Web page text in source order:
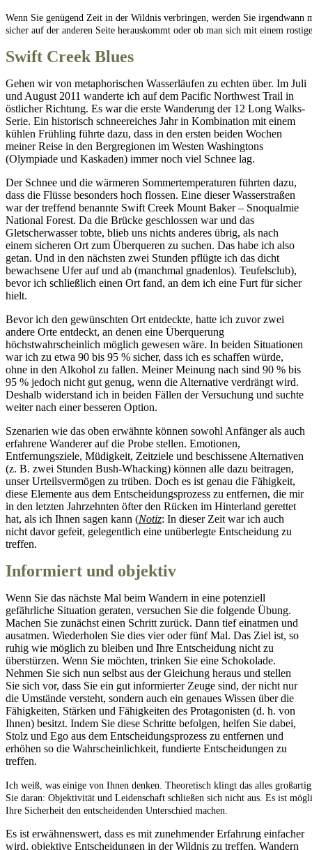
Wenn Sie genügend Zeit in der Wildnis verbringen, werden Sie irgendwann
sicher auf der anderen Seite herauskommt oder ob man sich mit einem
Swift Creek Blues
Gehen wir von metaphorischen Wasserläufen zu echten über. Im Juli
und August 2011 wanderte ich auf dem Pacific Northwest Trail in
östlicher Richtung. Es war die erste Wanderung der 12 Long Walks-
Serie. Ein historisch schneereiches Jahr in Kombination mit einem
kühlen Frühling führte dazu, dass in den ersten beiden Wochen
meiner Reise in den Bergregionen im Westen Washingtons
(Olympiade und Kaskaden) immer noch viel Schnee lag.
Der Schnee und die wärmeren Sommertemperaturen führten dazu,
dass die Flüsse besonders hoch flossen. Eine dieser Wasserstraßen
war der treffend benannte Swift Creek Mount Baker – Snoqualmie
National Forest. Da die Brücke geschlossen war und das
Gletscherwasser tobte, blieb uns nichts anderes übrig, als nach
einem sicheren Ort zum Überqueren zu suchen. Das habe ich also
getan. Und in den nächsten zwei Stunden pflügte ich das dicht
bewachsene Ufer auf und ab (manchmal gnadenlos). Teufelsclub),
bevor ich schließlich einen Ort fand, an dem ich eine Furt für sicher
hielt.
Bevor ich den gewünschten Ort entdeckte, hatte ich zuvor zwei
andere Orte entdeckt, an denen eine Überquerung
höchstwahrscheinlich möglich gewesen wäre. In beiden Situationen
war ich zu etwa 90 bis 95 % sicher, dass ich es schaffen würde,
ohne in den Alkohol zu fallen. Meiner Meinung nach sind 90 % bis
95 % jedoch nicht gut genug, wenn die Alternative verdrängt wird.
Deshalb widerstand ich in beiden Fällen der Versuchung und suchte
weiter nach einer besseren Option.
Szenarien wie das oben erwähnte können sowohl Anfänger als auch
erfahrene Wanderer auf die Probe stellen. Emotionen,
Entfernungsziele, Müdigkeit, Zeitziele und beschissene Alternativen
(z. B. zwei Stunden Bush-Whacking) können alle dazu beitragen,
unser Urteilsvermögen zu trüben. Doch es ist genau die Fähigkeit,
diese Elemente aus dem Entscheidungsprozess zu entfernen, die mir
in den letzten Jahrzehnten öfter den Rücken im Hinterland gerettet
hat, als ich Ihnen sagen kann (Notiz: In dieser Zeit war ich auch
nicht davor gefeit, gelegentlich eine unüberlegte Entscheidung zu
treffen.
Informiert und objektiv
Wenn Sie das nächste Mal beim Wandern in eine potenziell
gefährliche Situation geraten, versuchen Sie die folgende Übung.
Machen Sie zunächst einen Schritt zurück. Dann tief einatmen und
ausatmen. Wiederholen Sie dies vier oder fünf Mal. Das Ziel ist, so
ruhig wie möglich zu bleiben und Ihre Entscheidung nicht zu
überstürzen. Wenn Sie möchten, trinken Sie eine Schokolade.
Nehmen Sie sich nun selbst aus der Gleichung heraus und stellen
Sie sich vor, dass Sie ein gut informierter Zeuge sind, der nicht nur
die Umstände versteht, sondern auch ein genaues Wissen über die
Fähigkeiten, Stärken und Fähigkeiten des Protagonisten (d. h. von
Ihnen) besitzt. Indem Sie diese Schritte befolgen, helfen Sie dabei,
Stolz und Ego aus dem Entscheidungsprozess zu entfernen und
erhöhen so die Wahrscheinlichkeit, fundierte Entscheidungen zu
treffen.
Ich weiß, was einige von Ihnen denken. Theoretisch klingt das alles
Sie daran: Objektivität und Leidenschaft schließen sich nicht aus. Es ist
Ihre Sicherheit den entscheidenden Unterschied machen.
Es ist erwähnenswert, dass es mit zunehmender Erfahrung einfacher
wird, objektive Entscheidungen in der Wildnis zu treffen. Wandern